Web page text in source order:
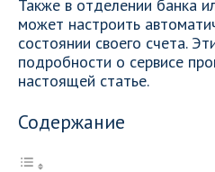
Также в отделении банка
может настроить
состоянии своего счета.
подробности о сервисе
настоящей статье.
Содержание